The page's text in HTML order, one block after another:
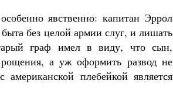
явственно: капитан Эррол
без целой армии слуг, и лишать
граф имел в виду, что сын,
а уж оформить развод не
американской плебейкой является